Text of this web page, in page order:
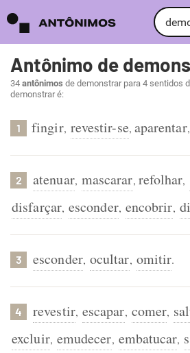
Antônimo de
34 antônimos de demonstrar para 4 sentidos
demonstrar é:
1 fingir, revestir-se, aparentar,
2 atenuar, mascarar, refolhar,
disfarçar, esconder, encobrir,
3 esconder, ocultar, omitir.
4 revestir, escapar, comer,
excluir, emudecer, embatucar,